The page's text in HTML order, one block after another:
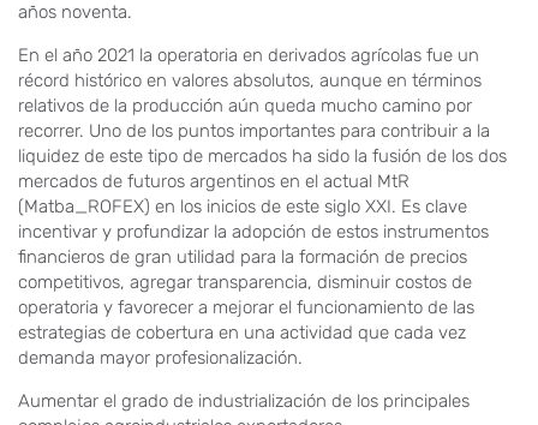
años noventa.
En el año 2021 la operatoria en derivados agrícolas fue un
récord histórico en valores absolutos, aunque en términos
relativos de la producción aún queda mucho camino por
recorrer. Uno de los puntos importantes para contribuir a la
liquidez de este tipo de mercados ha sido la fusión de los dos
mercados de futuros argentinos en el actual MtR
(Matba_ROFEX) en los inicios de este siglo XXI. Es clave
incentivar y profundizar la adopción de estos instrumentos
financieros de gran utilidad para la formación de precios
competitivos, agregar transparencia, disminuir costos de
operatoria y favorecer a mejorar el funcionamiento de las
estrategias de cobertura en una actividad que cada vez
demanda mayor profesionalización.
Aumentar el grado de industrialización de los principales